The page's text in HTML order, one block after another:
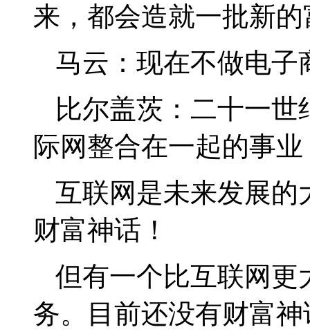
来，都会造就一批新
马云：现在不做电子
比尔盖茨：二十一
际网整合在一起的事业
互联网是未来发展的
财富神话！
但有一个比互联网更
务。目前还没有财富